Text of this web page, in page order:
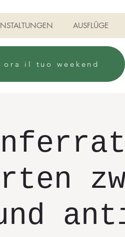
AUSFLÜGE
ora il tuo weekend